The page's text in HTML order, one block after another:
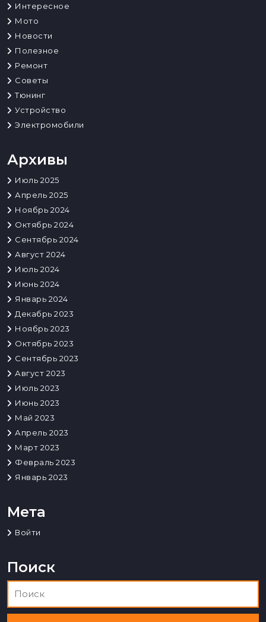
Интересное
Мото
Новости
Полезное
Ремонт
Советы
Тюнинг
Устройство
Электромобили
Архивы
Июль 2025
Апрель 2025
Ноябрь 2024
Октябрь 2024
Сентябрь 2024
Август 2024
Июль 2024
Июнь 2024
Январь 2024
Декабрь 2023
Ноябрь 2023
Октябрь 2023
Сентябрь 2023
Август 2023
Июль 2023
Июнь 2023
Май 2023
Апрель 2023
Март 2023
Февраль 2023
Январь 2023
Мета
Войти
Поиск